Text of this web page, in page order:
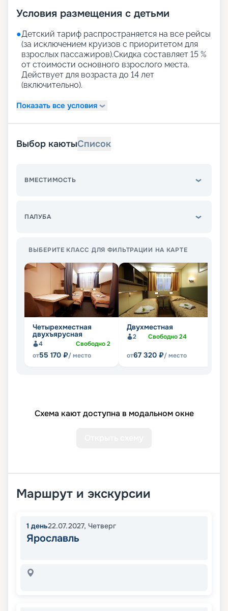
Условия размещения с детьми
●Детский тариф распространяется на все рейсы
(за исключением круизов с приоритетом для
взрослых пассажиров).Скидка составляет 15 %
от стоимости основного взрослого места.
Действует для возраста до 14 лет
(включительно).
Показать все условия
Выбор каютыСписок
ВМЕСТИМОСТЬ
ПАЛУБА
ВЫБЕРИТЕ КЛАСС ДЛЯ ФИЛЬТРАЦИИ НА КАРТЕ
Четырехместная
двухъярусная
4 Свободно2
от55 170 ₽/ место
Двухместная
2 Свободно24
от67 320 ₽/ место
Схема кают доступна в модальном окне
Маршрут и экскурсии
1 день22.07.2027, Четверг
Ярославль